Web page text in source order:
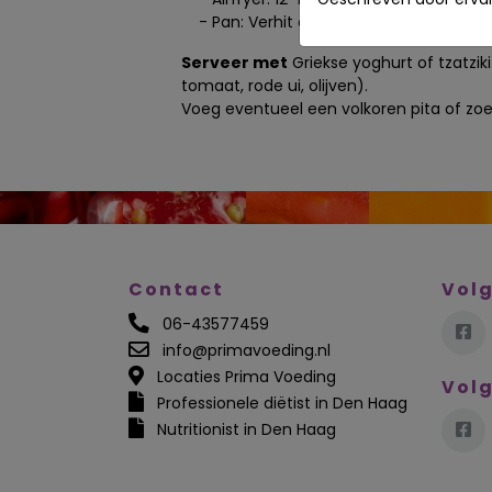
- Pan: Verhit olijfolie en bak de
Serveer met Griekse yoghurt of
tomaat, rode ui, olijven).
Voeg eventueel een volkoren pita of
Contact
06-43577459
info@primavoeding.nl
Locaties Prima Voeding
Professionele diëtist in Den Haag
Nutritionist in Den Haag